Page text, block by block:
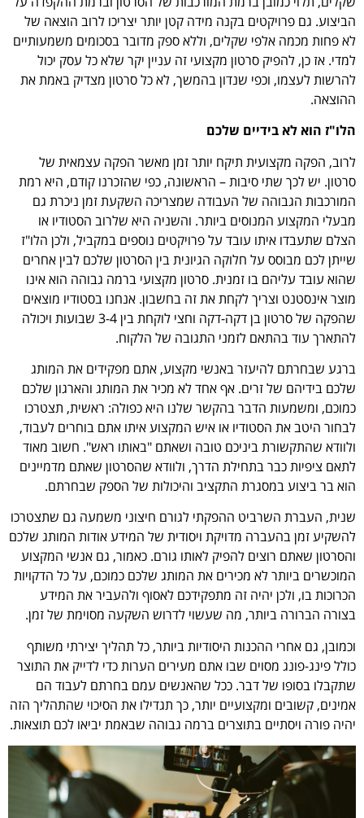
הביצוע. גם פרויקטים בקנה מידה קטן יותר יצריכו לרוב הוצאה של
לא פחות מכמה אלפי שקלים, וללא ספק מדובר בסכומים משמעותיים
למדי. אז כן, להפיק סרטון מקצועי זה עניין יקר שלא כל עסק יכול
להרשות לעצמו, וכפי שנדון בהמשך, לא כל סרטון מצדיק באמת את
ההוצאה.
הלו"ז הוא לא בידיים שלכם
לרוב, הפקה מקצועית תיקח יותר זמן מאשר הפקה עצמאית של
סרטון. יש לכך שתי סיבות – הראשונה, כפי שהזכרנו קודם, היא רמת
המורכבות הגבוהה של העבודה שמצריכה השקעת זמן ניכרת גם
מבעלי המקצוע המנוסים ביותר. והשניה היא שלרוב הסטודיו או
הצלם שתעבדו איתו עובד על פרויקטים נוספים במקביל, ולכן הלו"ז
שייתן לכם מבוסס על חלוקה הגיונית בין הסרטון שלכם לבין אחרים
שהוא עובד עליהם בו זמנית. סרטון מקצועי ברמה גבוהה הוא אינו
מוצר אינסטנט וצריך לקחת את זה בחשבון. אנחנו בסטודיו מוצאים
שהפקה של סרטון בן דקה-דקה וחצי לוקחת בין 3-4 שבועות ויכולה
להתארך עוד בהתאם לזמני התגובה של הלקוח.
ברגע שבחרתם להיעזר באנשי מקצוע, אתם מפקידים את המותג
שלכם בידיהם של זרים. אף אחד לא מכיר את המותג והארגון שלכם
כמוכם, ומשמעות הדבר בהקשר שלנו היא כפולה: ראשית, תצטרכו
לבחור היטב את הסטודיו או איש המקצוע איתו אתם בוחרים לעבוד,
ולוודא שהתקשורת ביניכם טובה ושאתם "באותו ראש". חשוב מאוד
לתאם ציפיות כבר בתחילת הדרך, ולוודא שהסרטון שאתם מדמיינים
הוא בר ביצוע במסגרת התקציב והיכולות של הספק שבחרתם.
שנית, העברת השרביט ההפקתי לגורם חיצוני משמעה גם שתצטרכו
להשקיע זמן בהעברה מדויקת ויסודית של המידע אודות המותג שלכם
והסרטון שאתם רוצים להפיק לאותו גורם. כאמור, גם אנשי המקצוע
המוכשרים ביותר לא מכירים את המותג שלכם כמוכם, על כל הדקויות
הכרוכות בו, ולכן יהיה זה מתפקידכם לאסוף ולהעביר את המידע
בצורה הברורה ביותר, מה שעשוי לדרוש השקעה מסוימת של זמן.
וכמובן, גם אחרי ההכנות היסודיות ביותר, כל תהליך יצירתי משותף
כולל פינג-פונג מסוים שבו אתם מעירים הערות כדי לדייק את התוצר
שתקבלו בסופו של דבר. ככל שהאנשים עמם בחרתם לעבוד הם
אמינים, קשובים ומקצועיים יותר, כך תגדילו את הסיכוי שהתהליך הזה
יהיה פורה ויסתיים בתוצרים ברמה גבוהה שבאמת יביאו לכם תוצאות.